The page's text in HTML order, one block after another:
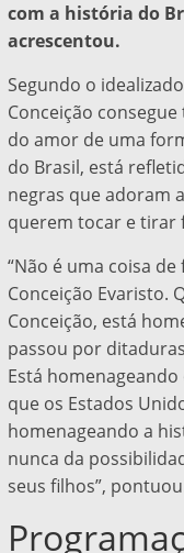
com a história do
acrescentou.
Segundo o
Conceição
do amor de uma
do Brasil, está
negras que adoram
querem tocar e tirar
“Não é uma coisa
Conceição Evaristo.
Conceição, está
passou por
Está
que os Estados
homenageando a
nunca da
seus filhos”,